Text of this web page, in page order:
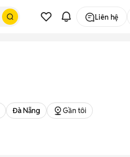
Liên hệ
Đà Nẵng Gần tôi